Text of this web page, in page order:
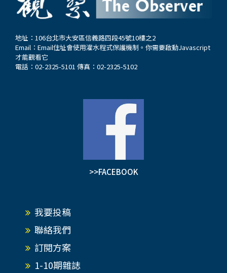
地址：106台北市大安區信義路四段45號10樓之2
Email： Email住址會使用灌水程式保護機制。你需要啟動Javascript
才能觀看它
電話：02-2325-5101 傳真：02-2325-5102
>>FACEBOOK
我要投稿
聯絡我們
訂閱方案
1-10期雜誌